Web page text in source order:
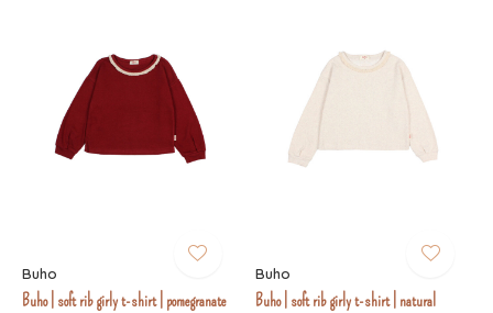
Buho
Buho | soft rib girly t-shirt | pomegranate
Buho
Buho | soft rib girly t-shirt | natural